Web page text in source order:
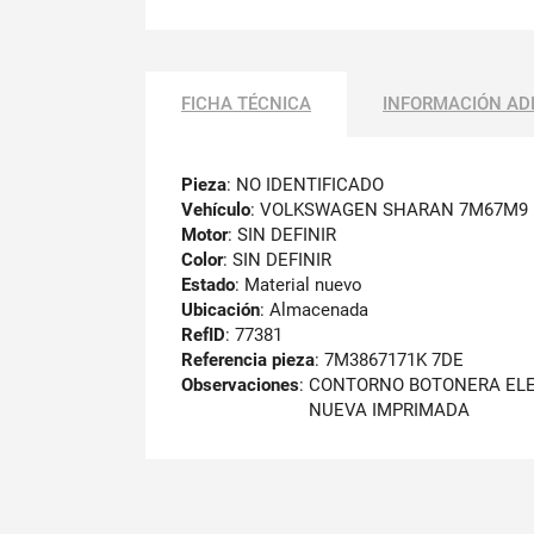
FICHA TÉCNICA INFORMACIÓN
Pieza: NO IDENTIFICADO
Vehículo: VOLKSWAGEN SHARAN 7M67M9
Motor: SIN DEFINIR
Color: SIN DEFINIR
Estado: Material nuevo
Ubicación: Almacenada
RefID: 77381
Referencia pieza: 7M3867171K 7DE
Observaciones: CONTORNO BOTONERA
NUEVA IMPRIMADA